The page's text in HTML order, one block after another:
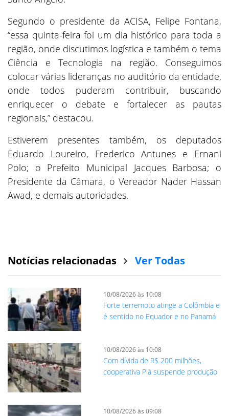
Segundo o presidente da ACISA, Felipe Fontana,
“essa quinta-feira foi um dia histórico para toda a
região, onde discutimos logística e também o tema
Ciência e Tecnologia na região. Conseguimos
colocar várias lideranças no auditório da entidade,
onde todos puderam contribuir, buscando
enriquecer o debate e fortalecer as pautas
regionais,” destacou.
Estiverem presentes também, os deputados
Eduardo Loureiro, Frederico Antunes e Ernani
Polo; o Prefeito Municipal Jacques Barbosa; o
Presidente da Câmara, o Vereador Nader Hassan
Awad, e demais autoridades.
Notícias relacionadas Ver Todas
10/08/2026 às 10:08
Forte terremoto atinge a Colômbia e
é sentido no Equador e no Panamá
10/08/2026 às 10:08
Com dívida de R$ 200 milhões,
cooperativa Piá suspende produção
10/08/2026 às 09:08